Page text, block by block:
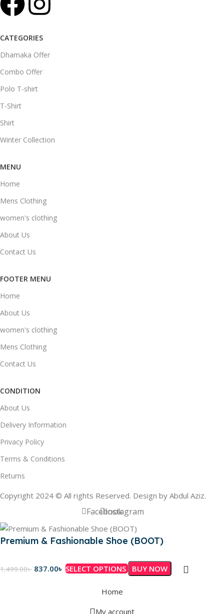
CATEGORIES
Dhamaka Offer
Combo Offer
Polo T-shirt
T-Shirt
Shirt
Winter Collection
MENU
Home
Mens Clothing
women's clothing
About Us
Contact Us
FOOTER MENU
Home
About Us
women's clothing
Mens Clothing
Contact Us
CONDITION
About Us
Delivery Information
Privacy Policy
Terms & Conditions
Returns
Copyright 2024 © All rights Reserved. Design by Abdul Aziz.
FacebookInstagram
Premium & Fashionable Shoe (BOOT)
1,499.00৳ 837.00৳ SELECT OPTIONS BUY NOW
Home
My account